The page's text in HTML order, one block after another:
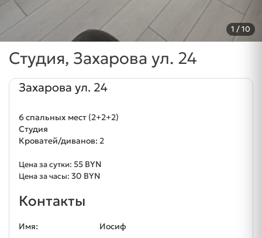
1 / 10
Студия, Захарова ул. 24
Захарова ул. 24
6 спальных мест (2+2+2)
Студия
Кроватей/диванов: 2
Цена за сутки: 55 BYN
Цена за часы: 30 BYN
Контакты
Имя:
Иосиф